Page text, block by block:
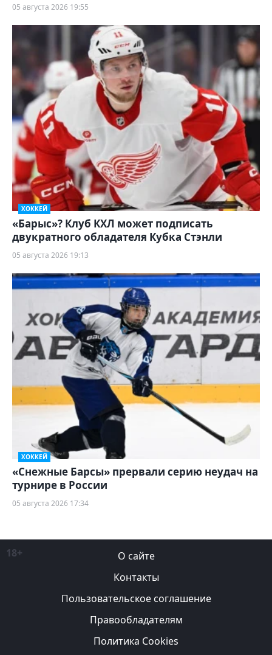
05 августа 2026 19:55
ХОККЕЙ
«Барыс»? Клуб КХЛ может подписать
двукратного обладателя Кубка Стэнли
05 августа 2026 19:13
ХОККЕЙ
«Снежные Барсы» прервали серию неудач на
турнире в России
05 августа 2026 17:34
18+
О сайте
Контакты
Пользовательское соглашение
Правообладателям
Политика Cookies